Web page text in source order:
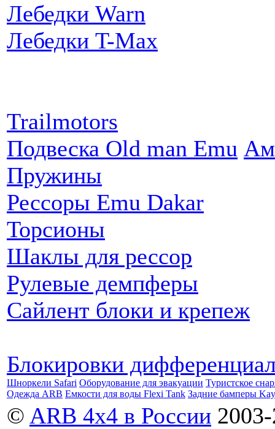
Лебедки Warn
Лебедки T-Max
Trailmotors
Подвеска Old man Emu
Пружины
Рессоры Emu Dakar
Торсионы
Шаклы для рессор
Рулевые демпферы
Сайлент блоки и крепеж
Блокировки
Шноркели Safari Оборудование для эвакуации Туристское
Одежда ARB Емкости для воды Flexi Tank Задние бамперы
© ARB 4x4 в России